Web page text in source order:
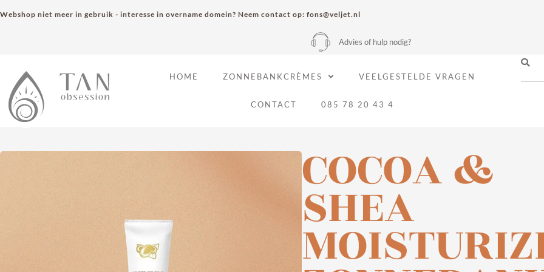
Webshop niet meer in gebruik - interesse in overname domein? Neem contact op: fons@veljet.nl
Advies of hulp nodig?
HOME ZONNEBANKCRÈMES VEELGESTELDE VRAGEN
CONTACT 085 78 20 43 4
COCOA &
SHEA